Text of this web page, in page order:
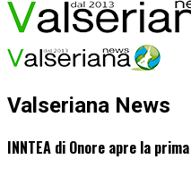
Valseriana News
INNTEA di Onore apre la